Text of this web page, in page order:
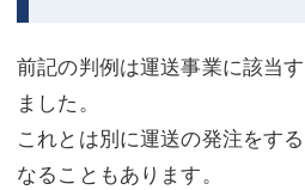
前記の判例は運送事業に該当
ました。
これとは別に運送の発注をす
なることもあります。